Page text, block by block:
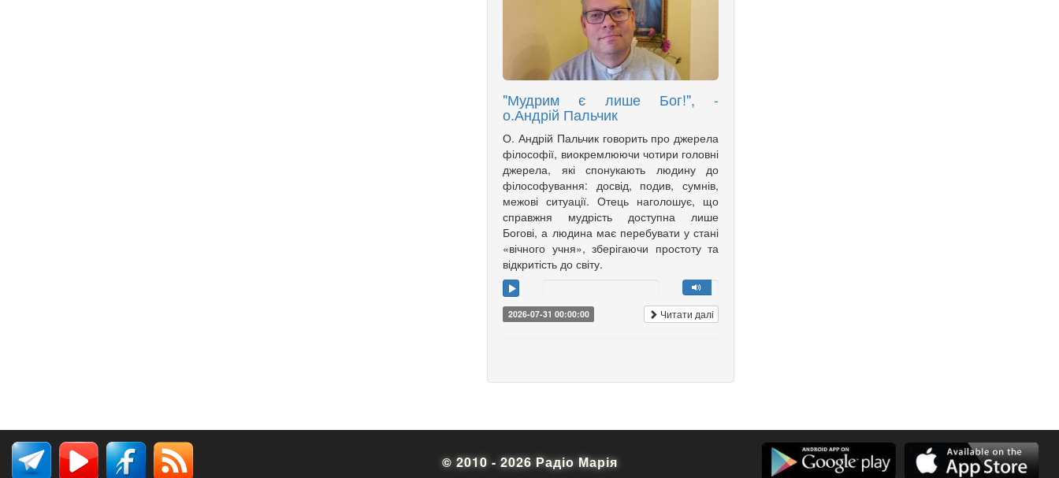
"Мудрим є лише Бог!", -
о.Андрій Пальчик
О. Андрій Пальчик говорить про джерела
філософії, виокремлюючи чотири головні
джерела, які спонукають людину до
філософування: досвід, подив, сумнів,
межові ситуації. Отець наголошує, що
справжня мудрість доступна лише
Богові, а людина має перебувати у стані
«вічного учня», зберігаючи простоту та
відкритість до світу.
2026-07-31 00:00:00 Читати далі
© 2010 - 2026 Радіо Марія